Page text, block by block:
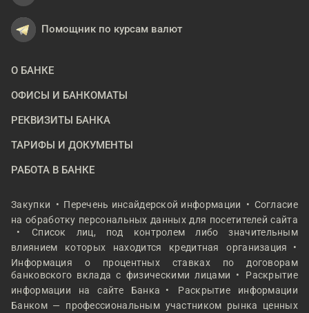
Помощник по курсам валют
О БАНКЕ
ОФИСЫ И БАНКОМАТЫ
РЕКВИЗИТЫ БАНКА
ТАРИФЫ И ДОКУМЕНТЫ
РАБОТА В БАНКЕ
Закупки Перечень инсайдерской информации
Согласие
на обработку персональных данных для посетителей сайта
Список лиц, под контролем либо значительным
влиянием которых находится кредитная организация
Информация о процентных ставках по договорам
банковского вклада с физическими лицами
Раскрытие
информации на сайте Банка
Раскрытие информации
Банком — профессиональным участником рынка ценных